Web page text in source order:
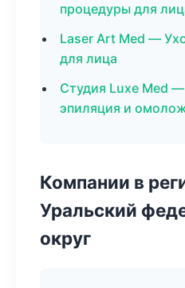
процедуры для
Laser Art Med —
для лица
Студия Luxe Med
эпиляция и
Компании в
Уральский
округ